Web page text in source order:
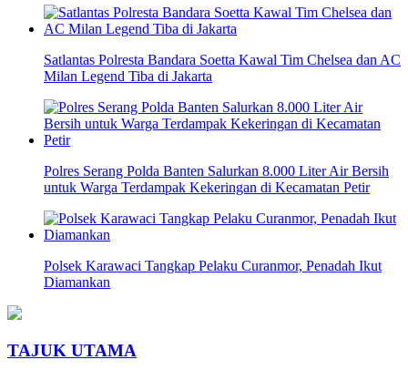
Satlantas Polresta Bandara Soetta Kawal Tim Chelsea dan AC
Milan Legend Tiba di Jakarta
Polres Serang Polda Banten Salurkan 8.000 Liter Air Bersih
untuk Warga Terdampak Kekeringan di Kecamatan Petir
Polsek Karawaci Tangkap Pelaku Curanmor, Penadah Ikut
Diamankan
TAJUK UTAMA